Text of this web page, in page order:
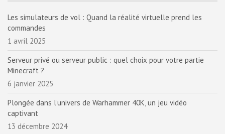
Les simulateurs de vol : Quand la réalité virtuelle prend les
commandes
1 avril 2025
Serveur privé ou serveur public : quel choix pour votre partie
Minecraft ?
6 janvier 2025
Plongée dans l’univers de Warhammer 40K, un jeu vidéo
captivant
13 décembre 2024